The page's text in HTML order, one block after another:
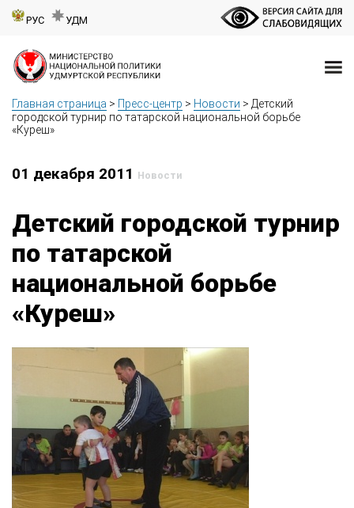
РУС УДМ
Главная страница > Пресс-центр > Новости > Детский
городской турнир по татарской национальной борьбе
«Куреш»
01 декабря 2011 Новости
Детский городской турнир
по татарской
национальной борьбе
«Куреш»